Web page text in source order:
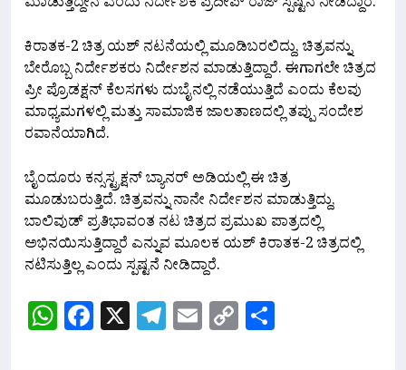
ಮಾಡುತ್ತಿದ್ದೇನೆ ಎಂದು ನಿರ್ದೇಶಕ ಪ್ರದೀಪ್ ರಾಜ್ ಸ್ಪಷ್ಟನೆ ನೀಡಿದ್ದಾರೆ.
ಕಿರಾತಕ-2 ಚಿತ್ರ ಯಶ್ ನಟನೆಯಲ್ಲಿ ಮೂಡಿಬರಲಿದ್ದು, ಚಿತ್ರವನ್ನು
ಬೇರೊಬ್ಬ ನಿರ್ದೇಶಕರು ನಿರ್ದೇಶನ ಮಾಡುತ್ತಿದ್ದಾರೆ. ಈಗಾಗಲೇ ಚಿತ್ರದ
ಪ್ರೀ ಪ್ರೊಡಕ್ಷನ್ ಕೆಲಸಗಳು ದುಬೈನಲ್ಲಿ ನಡೆಯುತ್ತಿದೆ ಎಂದು ಕೆಲವು
ಮಾಧ್ಯಮಗಳಲ್ಲಿ ಮತ್ತು ಸಾಮಾಜಿಕ ಜಾಲತಾಣದಲ್ಲಿ ತಪ್ಪು ಸಂದೇಶ
ರವಾನೆಯಾಗಿದೆ.
ಬೈಂದೂರು ಕನ್ಸಸ್ಟ್ರಕ್ಷನ್ ಬ್ಯಾನರ್ ಅಡಿಯಲ್ಲಿ ಈ ಚಿತ್ರ
ಮೂಡುಬರುತ್ತಿದೆ. ಚಿತ್ರವನ್ನು ನಾನೇ ನಿರ್ದೇಶನ ಮಾಡುತ್ತಿದ್ದು,
ಬಾಲಿವುಡ್ ಪ್ರತಿಭಾವಂತ ನಟ ಚಿತ್ರದ ಪ್ರಮುಖ ಪಾತ್ರದಲ್ಲಿ
ಅಭಿನಯಿಸುತ್ತಿದ್ದಾರೆ ಎನ್ನುವ ಮೂಲಕ ಯಶ್ ಕಿರಾತಕ-2 ಚಿತ್ರದಲ್ಲಿ
ನಟಿಸುತ್ತಿಲ್ಲ ಎಂದು ಸ್ಪಷ್ಟನೆ ನೀಡಿದ್ದಾರೆ.
WhatsApp
Facebook
X Telegram
Email
Copy
Link